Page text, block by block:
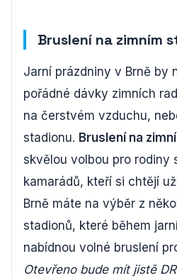
Bruslení na zimním
Jarní prázdniny v Brně by
pořádné dávky zimních
na čerstvém vzduchu,
stadionu. Bruslení na
skvělou volbou pro rodiny
kamarádů, kteří si chtějí
Brně máte na výběr z
stadionů, které během
nabídnou volné bruslení
Otevřeno bude mít jistě